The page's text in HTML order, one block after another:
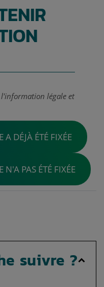
légale et
DÉJÀ ÉTÉ FIXÉE
PAS ÉTÉ FIXÉE
suivre ?